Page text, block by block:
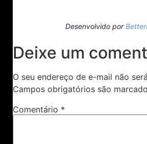
Desenvolvido por
Deixe um
O seu endereço de e-mail não
Campos obrigatórios são
Comentário *